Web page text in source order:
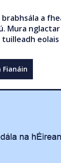
a
Mura
Fianáin